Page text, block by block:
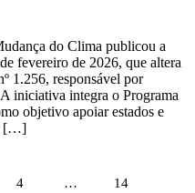
do Clima publicou a
fevereiro de 2026, que altera
1.256, responsável por
iniciativa integra o Programa
objetivo apoiar estados e
[…]
4 … 14